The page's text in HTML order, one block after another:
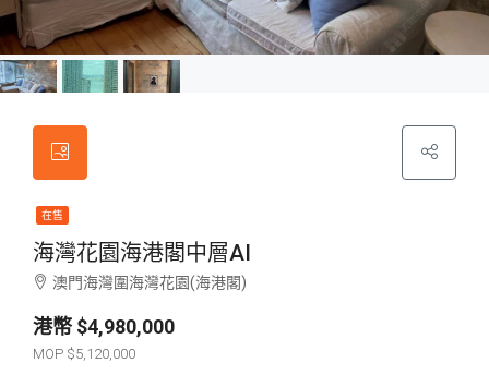
在售
海灣花園海港閣中層AI
澳門海灣圍海灣花園(海港閣)
$4,980,000
$5,120,000